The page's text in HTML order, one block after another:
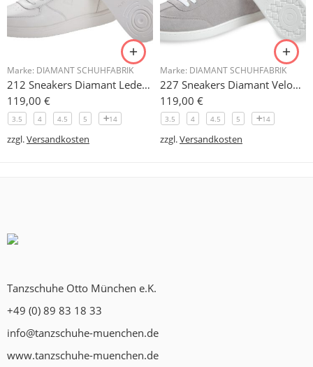
Marke: DIAMANT SCHUHFABRIK
212 Sneakers Diamant Leder weiss, drehfreudige Kunststoffsohle
119,00 €
3.5 4 4.5 5 14
zzgl.Versandkosten
Marke: DIAMANT SCHUHFABRIK
227 Sneakers Diamant Veloursleder hellgrau, drehfreudige Kunststoffsohle
119,00 €
3.5 4 4.5 5 14
zzgl.Versandkosten
Tanzschuhe Otto München e.K.
+49 (0) 89 83 18 33
info@tanzschuhe-muenchen.de
www.tanzschuhe-muenchen.de